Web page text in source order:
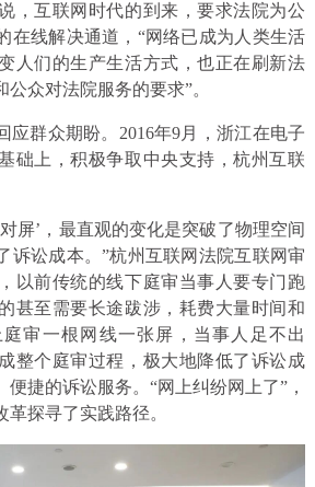
，互联网时代的到来，要求法院为公
在线解决通道，“网络已成为人类生活
人们的生产生活方式，也正在刷新法
众对法院服务的要求”。
应群众期盼。2016年9月，浙江在电子
础上，积极争取中央支持，杭州互联
对屏’，最直观的变化是突破了物理空间
诉讼成本。”杭州互联网法院互联网审
以前传统的线下庭审当事人要专门跑
甚至需要长途跋涉，耗费大量时间和
审一根网线一张屏，当事人足不出
整个庭审过程，极大地降低了诉讼成
捷的诉讼服务。“网上纠纷网上了”，
探寻了实践路径。